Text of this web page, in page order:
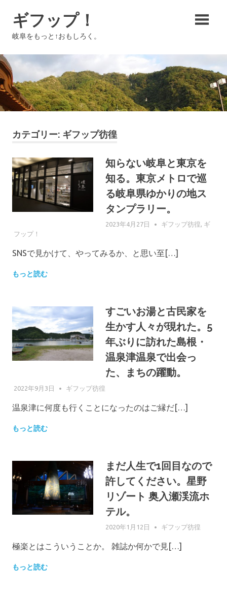
ツ
へ
ス
キ
ッ
ギフップ！
岐阜をもっと↑おもしろく。
カテゴリー: ギフップ彷徨
知らない岐阜と東京を
知る。東京メトロで巡
る岐阜県ゆかりの地ス
タンプラリー。
2023年4月27日 GIFUPP
ギフップ彷徨, ギ
フップ！
SNSで見かけて、やってみるか、と思い至[…]
もっと読む
すごいお湯と古民家を
生かす人々が現れた。5
年ぶりに訪れた島根・
温泉津温泉で出会っ
た、まちの躍動。
2022年9月3日 GIFUPP
ギフップ彷徨
温泉津に何度も行くことになったのはご縁だ[…]
もっと読む
まだ人生で1回目なので
許してください。星野
リゾート 奥入瀬渓流ホ
テル。
2020年1月12日 GIFUPP
ギフップ彷徨
極楽とはこういうことか。 雑誌か何かで見[…]
もっと読む